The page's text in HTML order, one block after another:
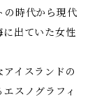
の時代から現代
に出ていた女性
イスランドの
スノグラフィ